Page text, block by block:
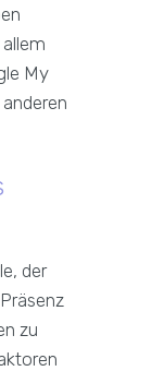
My
der
zu